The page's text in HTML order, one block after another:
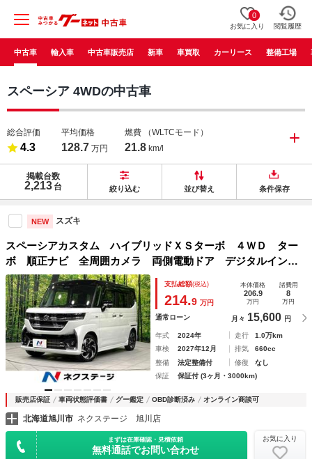
0
お気に入り 閲覧履歴
中古車 輸入車 中古車販売店 新車 車買取 カーリース 整備工場
スペーシア 4WDの中古車
総合評価
4.3
平均価格
128.7 万円
燃費 （WLTCモード）
21.8 km/l
掲載台数
2,213 台 絞り込む 並び替え 条件保存
NEW スズキ
スペーシアカスタム ハイブリッドＸＳターボ ４ＷＤ ター
ボ 順正ナビ 全周囲カメラ 両側電動ドア デジタルインナ
ーミラー 衝突軽減 レーダークルーズ ステアリングヒータ
ー シートヒーター 禁煙車 ドラレコ コーナーセンサー
ＬＥＤヘッド
支払総額(税込)
214.9 万円
本体価格
206.9
万円
諸費用
8
万円
通常ローン 月々 15,600 円
年式 2024年 走行
1.0万km
車検
2027年12月 排気
660cc
整備
法定整備付 修復
なし
保証
保証付 (3ヶ月・3000km)
販売店保証 車両状態評価書 グー鑑定 OBD診断済み オンライン商談可
北海道旭川市 ネクステージ 旭川店
まずは在庫確認・見積依頼
無料通話でお問い合わせ
お気に入り